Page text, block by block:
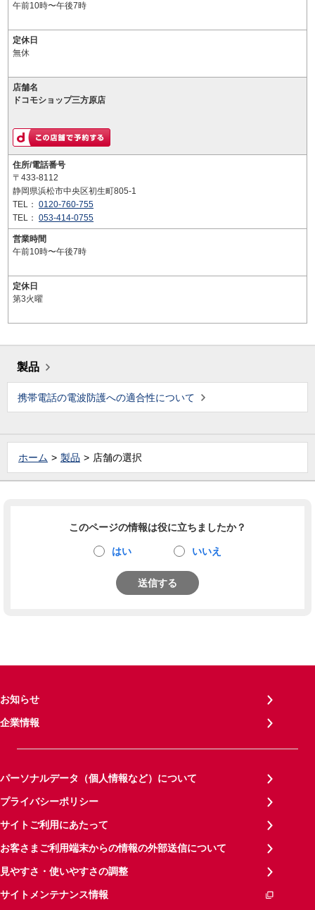
午前10時〜午後7時
定休日
無休
店舗名
ドコモショップ三方原店
住所/電話番号
〒433-8112
静岡県浜松市中央区初生町805-1
TEL： 0120-760-755
TEL： 053-414-0755
営業時間
午前10時〜午後7時
定休日
第3火曜
製品
携帯電話の電波防護への適合性について
ホーム 製品 店舗の選択
このページの情報は役に立ちましたか？
はい いいえ
送信する
お知らせ
企業情報
パーソナルデータ（個人情報など）について
プライバシーポリシー
サイトご利用にあたって
お客さまご利用端末からの情報の外部送信について
見やすさ・使いやすさの調整
サイトメンテナンス情報